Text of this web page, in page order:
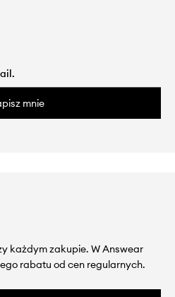
mnie
każdym zakupie. W Answear
rabatu od cen regularnych.